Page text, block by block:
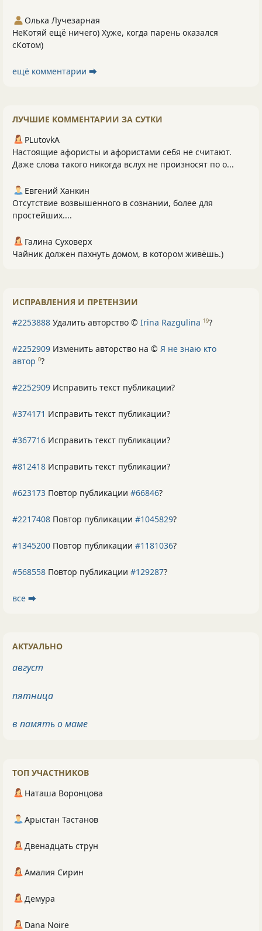
Олька Лучезарная
НеКотяй ещё ничего) Хуже, когда парень оказался
сКотом)
ещё комментарии ⮕
ЛУЧШИЕ КОММЕНТАРИИ ЗА СУТКИ
PLutоvkА
Настоящие афористы и афористами себя не считают.
Даже слова такого никогда вслух не произносят по о...
Евгений Ханкин
Отсутствие возвышенного в сознании, более для
простейших....
Галина Суховерх
Чайник должен пахнуть домом, в котором живёшь.)
ИСПРАВЛЕНИЯ И ПРЕТЕНЗИИ
#2253888 Удалить авторство © Irina Razgulina 19?
#2252909 Изменить авторство на © Я не знаю кто
автор 0?
#2252909 Исправить текст публикации?
#374171 Исправить текст публикации?
#367716 Исправить текст публикации?
#812418 Исправить текст публикации?
#623173 Повтор публикации #66846?
#2217408 Повтор публикации #1045829?
#1345200 Повтор публикации #1181036?
#568558 Повтор публикации #129287?
все ⮕
АКТУАЛЬНО
август
пятница
в память о маме
ТОП УЧАСТНИКОВ
Наташа Воронцова
Арыстан Тастанов
Двенадцать струн
Амалия Сирин
Демура
Dana Noire